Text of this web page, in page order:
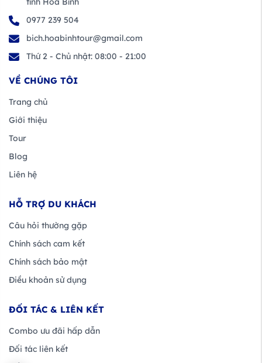
0977 239 504
bich.hoabinhtour@gmail.com
Thứ 2 - Chủ nhật: 08:00 - 21:00
VỀ CHÚNG TÔI
Trang chủ
Giới thiệu
Tour
Blog
Liên hệ
HỖ TRỢ DU KHÁCH
Câu hỏi thường gặp
Chính sách cam kết
Chính sách bảo mật
Điều khoản sử dụng
ĐỐI TÁC & LIÊN KẾT
Combo ưu đãi hấp dẫn
Đối tác liên kết